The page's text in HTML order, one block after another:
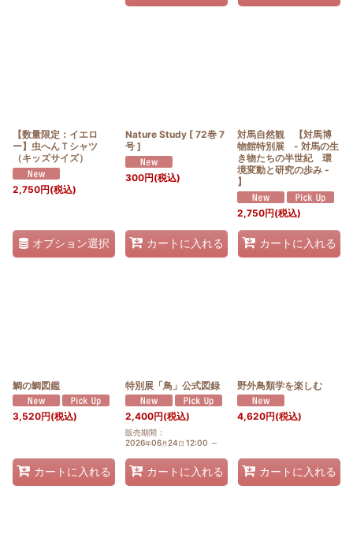
【数量限定：イエロ
ー】虫へんＴシャツ
（キッズサイズ）
2,750円(税込)
オプション選択
Nature Study [ 72巻 7
号 ]
300円(税込)
カートに入れる
対馬自然観 【対馬博
物館特別展 - 対馬の生
き物たちの半世紀 環
境変動と研究の歩み -
】
2,750円(税込)
カートに入れる
鯛の鯛図鑑
3,520円(税込)
カートに入れる
特別展「鳥」公式図録
2,400円(税込)
販売期間 :
2026年06月24 日 12:00 ～
カートに入れる
野外鳥類学を楽しむ
4,620円(税込)
カートに入れる